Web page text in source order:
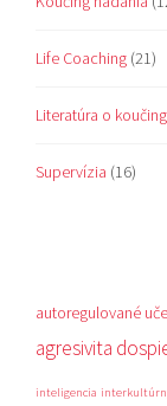
Life Coaching (21)
Literatúra o
Supervízia (16)
autoregulované
agresivita
inteligencia